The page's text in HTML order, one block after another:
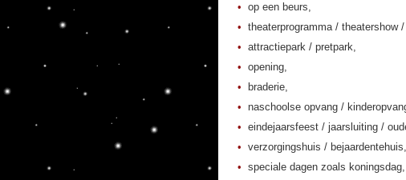
op een beurs,
theaterprogramma / theatershow
attractiepark / pretpark,
opening,
braderie,
naschoolse opvang /
eindejaarsfeest / jaarsluiting /
verzorgingshuis / bejaardentehuis,
speciale dagen zoals